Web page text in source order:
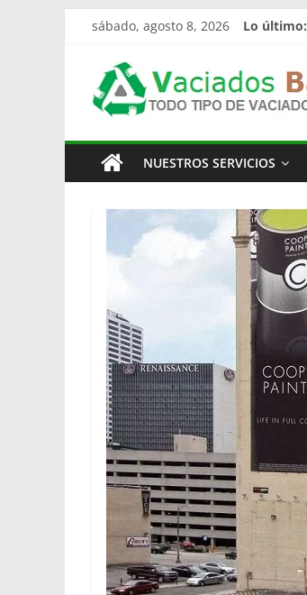
Saltar
contenido
sábado, agosto 8, 2026 Lo último:
Vaciado
Pisos
Barcelona
en
Barcelona
NUESTROS SERVICIOS